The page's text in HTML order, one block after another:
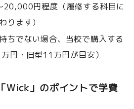
円程度（履修する科目に
ります）
ちでない場合、当校で購入する
円・旧型11万円が目安）
Wick」のポイントで学費